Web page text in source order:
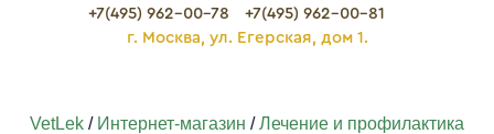
+7(495) 962-00-78
+7(495) 962-00-81
г. Москва, ул. Егерская, дом 1.
VetLek / Интернет-магазин /Лечение и профилактика